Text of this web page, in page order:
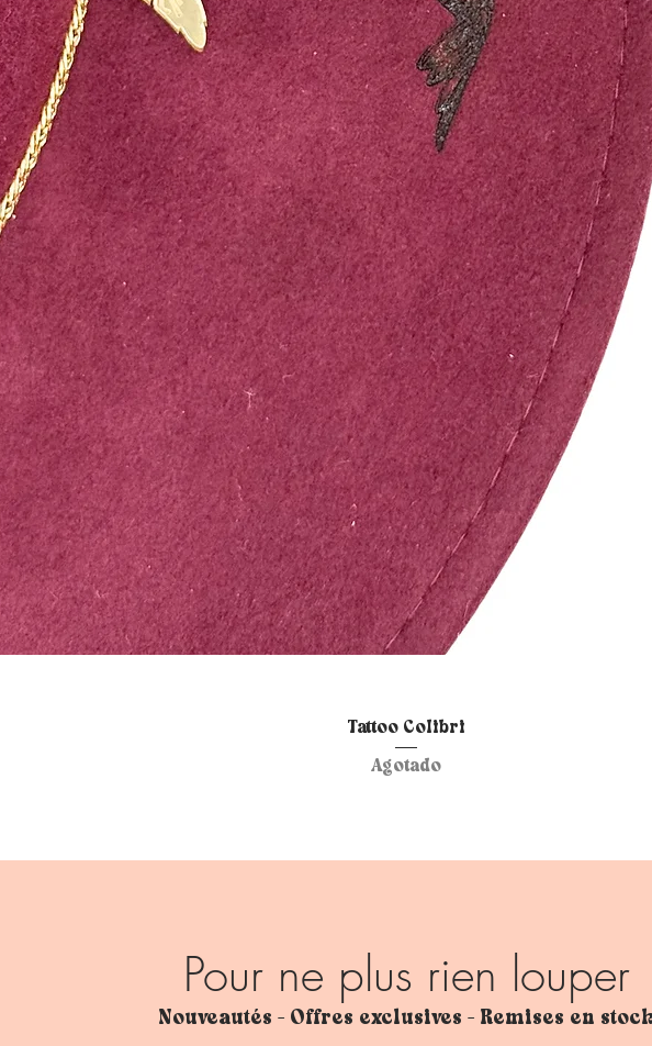
Vista rápida
Tattoo Colibri
Agotado
Pour ne plus rien louper
Nouveautés - Offres exclusives - Remises en